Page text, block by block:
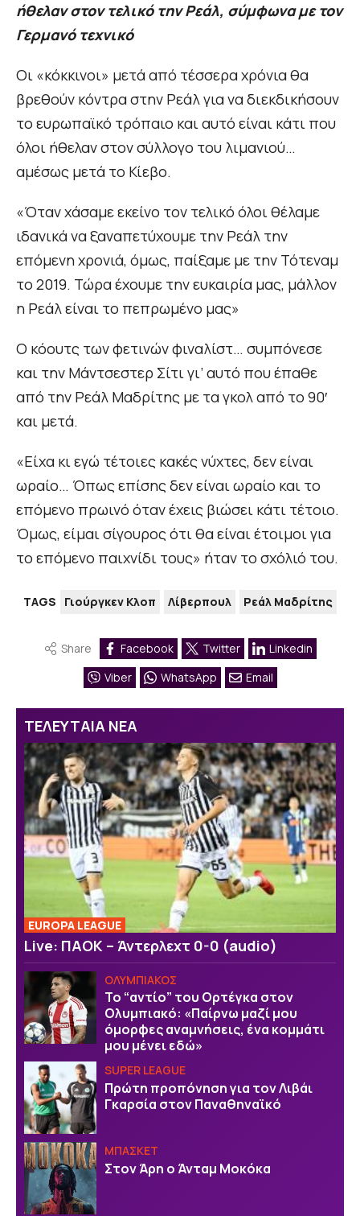
ήθελαν στον τελικό την Ρεάλ, σύμφωνα με τον
Γερμανό τεχνικό
Οι «κόκκινοι» μετά από τέσσερα χρόνια θα
βρεθούν κόντρα στην Ρεάλ για να διεκδικήσουν
το ευρωπαϊκό τρόπαιο και αυτό είναι κάτι που
όλοι ήθελαν στον σύλλογο του λιμανιού…
αμέσως μετά το Κίεβο.
«Όταν χάσαμε εκείνο τον τελικό όλοι θέλαμε
ιδανικά να ξαναπετύχουμε την Ρεάλ την
επόμενη χρονιά, όμως, παίξαμε με την Τότεναμ
το 2019. Τώρα έχουμε την ευκαιρία μας, μάλλον
η Ρεάλ είναι το πεπρωμένο μας»
Ο κόουτς των φετινών φιναλίστ… συμπόνεσε
και την Μάντσεστερ Σίτι γι’ αυτό που έπαθε
από την Ρεάλ Μαδρίτης με τα γκολ από το 90′
και μετά.
«Είχα κι εγώ τέτοιες κακές νύχτες, δεν είναι
ωραίο… Όπως επίσης δεν είναι ωραίο και το
επόμενο πρωινό όταν έχεις βιώσει κάτι τέτοιο.
Όμως, είμαι σίγουρος ότι θα είναι έτοιμοι για
το επόμενο παιχνίδι τους» ήταν το σχόλιό του.
TAGS Γιούργκεν Κλοπ Λίβερπουλ Ρεάλ Μαδρίτης
Share Facebook Twitter
Linkedin
Viber
WhatsApp Email
ΤΕΛΕΥΤΑΙΑ ΝΕΑ
EUROPA LEAGUE
Live: ΠΑΟΚ – Άντερλεχτ 0-0 (audio)
ΟΛΥΜΠΙΑΚΟΣ
Το “αντίο” του Ορτέγκα στον
Ολυμπιακό: «Παίρνω μαζί μου
όμορφες αναμνήσεις, ένα κομμάτι
μου μένει εδώ»
SUPER LEAGUE
Πρώτη προπόνηση για τον Λιβάι
Γκαρσία στον Παναθηναϊκό
ΜΠΑΣΚΕΤ
Στον Άρη ο Άνταμ Μοκόκα